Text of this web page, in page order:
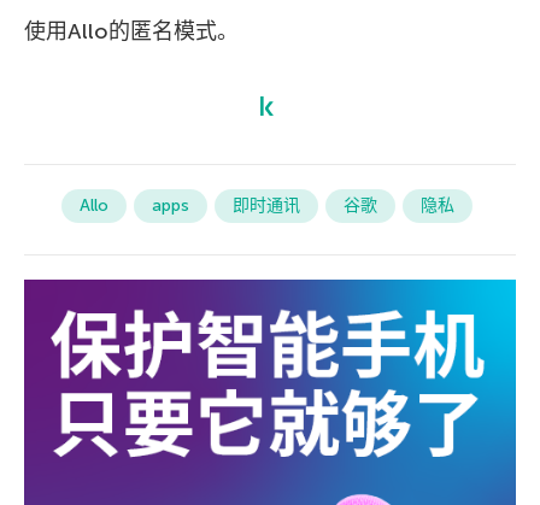
使用Allo的匿名模式。
Allo apps 即时通讯 谷歌 隐私